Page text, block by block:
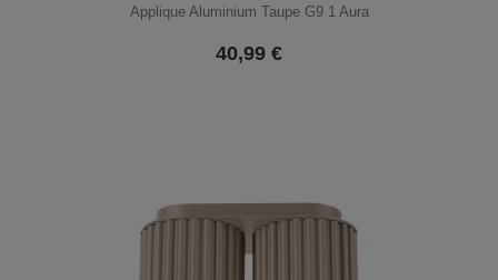
Applique Aluminium Taupe G9 1 Aura
40,99 €